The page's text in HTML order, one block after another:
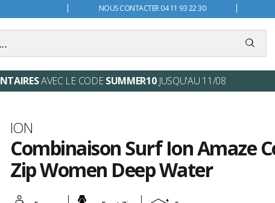
NOUS CONTACTER 04 11 93 22 30
AVEC LE CODESUMMER10JUSQU'AU 11/08
Marque
ION
Combinaison Surf Ion Amaze
Zip Women Deep Water
avis